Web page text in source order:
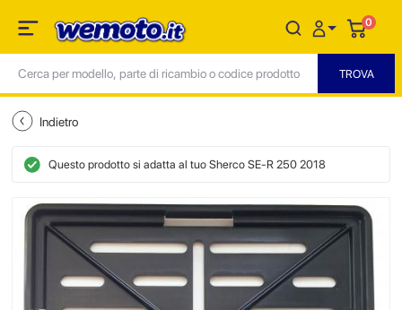
0
Indietro
Questo prodotto si adatta al tuo Sherco SE-R 250 2018